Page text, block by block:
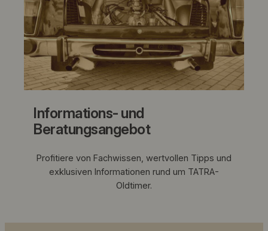
Geschichte der Marke TATRA bei.
Informations- und
Beratungsangebot
exklusiven Informationen rund um TATRA-